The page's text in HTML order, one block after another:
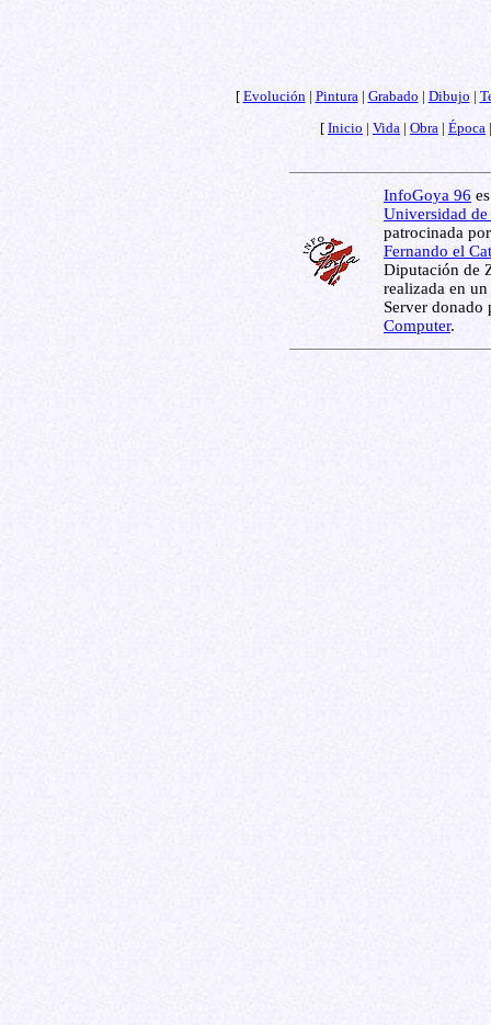
[ Evolución| Pintura| Grabado | Dibujo |
[ Inicio | Vida | Obra | Época
InfoGoya 96
Universidad de
patrocinada
Fernando el
Diputación de
realizada en
Server donado
Computer.